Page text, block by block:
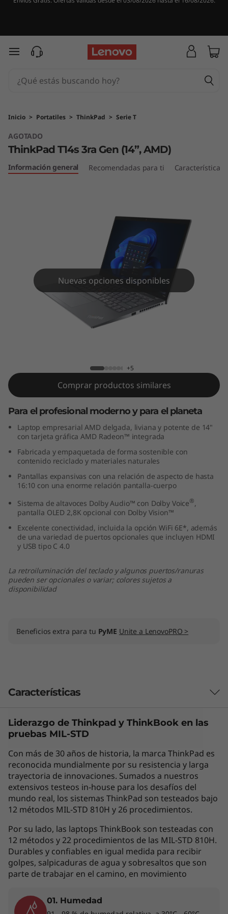
h
P
a
d
n
1
4
Ir al contenido principal
Inicio > Portatiles > ThinkPad > Serie T
AGOTADO
ThinkPad T14s 3ra Gen (14”, AMD)
Información general Recomendadas para ti Características
Nuevas opciones disponibles
+5
Comprar productos similares
Para el profesional moderno y para el planeta
Laptop empresarial AMD delgada, liviana y potente de 14"
con tarjeta gráfica AMD Radeon™ integrada
Fabricada y empaquetada de forma sostenible con
contenido reciclado y materiales naturales
Pantallas expansivas con una relación de aspecto de hasta
16:10 con una enorme relación pantalla-cuerpo
Sistema de altavoces Dolby Audio™ con Dolby Voice®,
pantalla OLED 2,8K opcional con Dolby Vision™
Excelente conectividad, incluida la opción WiFi 6E*, además
de una variedad de puertos opcionales que incluyen HDMI
y USB tipo C 4.0
La retroiluminación del teclado y algunos puertos/ranuras
pueden ser opcionales o variar; colores sujetos a
disponibilidad
Beneficios extra para tu PyME Unite a LenovoPRO >
Características
Los accesorios exhibidos no están incluidos
Las características de cada producto pueden
variar según el país de adquisición del mismo,
por lo que la siguiente descripción no debe ser
interpretada como un compromiso
contractual. Te invitamos a revisar las
características específicas para cada producto
antes de realizar la compra online en la sección
'Ver Modelos' de esta misma página, o con un
asesor de ventas si es en una tienda física.
Peso ligero con verdadera potencia y
Liderazgo de Thinkpad y ThinkBook en las
pruebas MIL-STD
Con más de 30 años de historia, la marca ThinkPad es
reconocida mundialmente por su resistencia y larga
trayectoria de innovaciones. Sumados a nuestros
extensivos testeos in-house para los desafíos del
mundo real, los sistemas ThinkPad son testeados bajo
12 métodos MIL-STD 810H y 26 procedimientos.
Por su lado, las laptops ThinkBook son testeadas con
12 métodos y 22 procedimientos de las MIL-STD 810H.
Durables y confiables en igual medida para recibir
golpes, salpicaduras de agua y sobresaltos que son
parte de trabajar en el camino, en movimiento
01. Humedad